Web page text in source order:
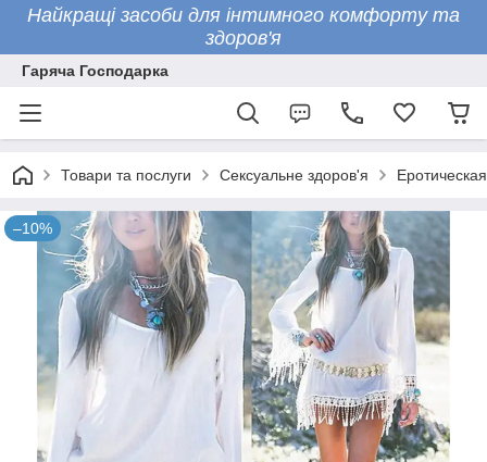
Найкращі засоби для інтимного комфорту та
здоров'я
Гаряча Господарка
Товари та послуги Сексуальне здоров'я
–10%